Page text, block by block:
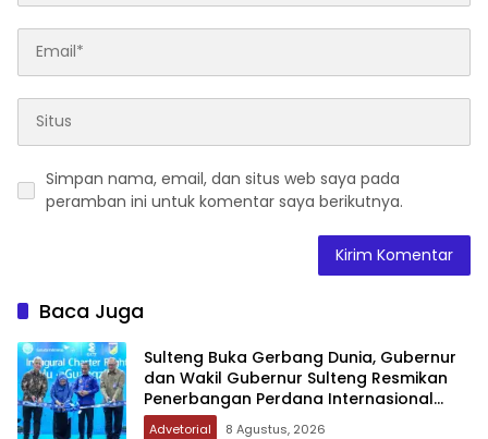
Simpan nama, email, dan situs web saya pada
peramban ini untuk komentar saya berikutnya.
Baca Juga
Sulteng Buka Gerbang Dunia, Gubernur
dan Wakil Gubernur Sulteng Resmikan
Penerbangan Perdana Internasional
Palu-Guangzhou
Advetorial 8 Agustus, 2026